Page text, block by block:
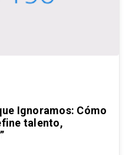
Ignoramos: Cómo
talento,